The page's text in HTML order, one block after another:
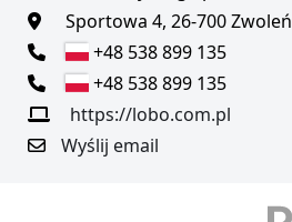
Sportowa 4, 26-700 Zwoleń
+48 538 899 135
+48 538 899 135
https://lobo.com.pl
Wyślij email